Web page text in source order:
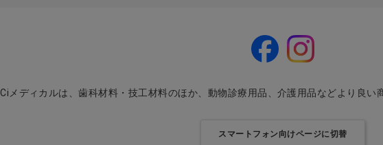
Ciメディカルは、歯科材料・技工材料のほか、動物診療用品、介護用品などより良い
スマートフォン向けページに切替